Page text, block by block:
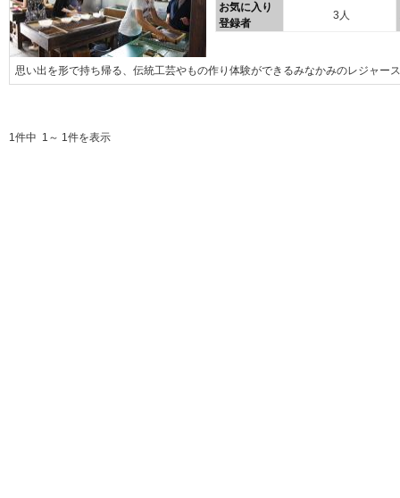
お気に入り
登録者
3人
思い出を形で持ち帰る、伝統工芸やもの作り体験ができるみなかみのレジャー
1件中 1～ 1件を表示